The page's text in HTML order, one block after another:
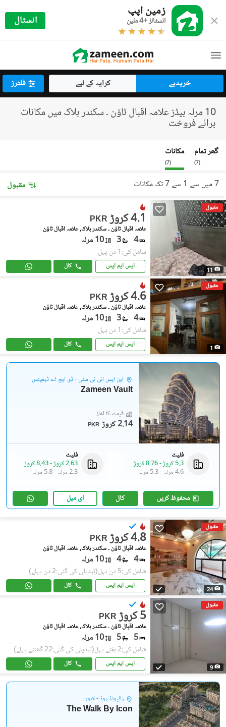
زمین اپپ
انسٹالز +4 ملین انسٹال
خریدیے کرایہ کے لیے فلٹرز
10 مرلہ بیڈز علامہ اقبال ٹاؤن ۔ سکندر بلاک میں مکانات
برائے فروخت
گھر تمام
(
7
)
مکانات
(
7
)
7 میں سے 1 سے 7 تک مکانات مقبول
مقبول
11
PKR 4.1 کروڑ
علامہ اقبال ٹاؤن ۔ سکندر بلاک, علامہ اقبال ٹاؤن
4
3 10 مرلہ
شامل کی:1 دن پہل
ایس ایم ایس کال
مقبول
1
PKR 4.6 کروڑ
علامہ اقبال ٹاؤن ۔ سکندر بلاک, علامہ اقبال ٹاؤن
4
3 10 مرلہ
شامل کی:1 دن پہل
ایس ایم ایس کال
این ایس آئی ٹی سٹی - ڈی ایچ اے ڈیفینس
Zameen Vault
قیمت کا آغاز
PKR 2.14 کروڑ
فلیٹ
5.3 کروڑ
-8.76 کروڑ
4.6 مرلہ
-5.3 مرلہ
فلیٹ
2.63 کروڑ
-8.43 کروڑ
2.3 مرلہ
-5.8 مرلہ
محفوظ کریں کال ای میل
مقبول
24
PKR 4.8 کروڑ
علامہ اقبال ٹاؤن ۔ سکندر بلاک, علامہ اقبال ٹاؤن
4
4 10 مرلہ
شامل کی:5 دن پہل (تبدیلی کی گئی:2 دن پہلے)
ایس ایم ایس کال
مقبول
9
PKR 5 کروڑ
علامہ اقبال ٹاؤن ۔ سکندر بلاک, علامہ اقبال ٹاؤن
5
5 10 مرلہ
شامل کی:2 ہفتے پہل (تبدیلی کی گئی:22 گھنٹے پہلے)
ایس ایم ایس کال
رائیونڈ روڈ - لاہور
The Walk By Icon